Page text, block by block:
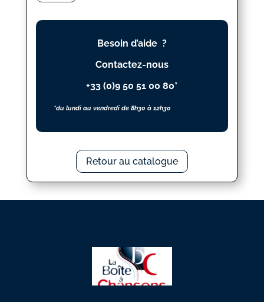
AIR
DU
Besoin d’aide ?
Contactez-nous
+33 (0)9 50 51 00 80*
*du lundi au vendredi de 8h30 à 12h30
Retour au catalogue